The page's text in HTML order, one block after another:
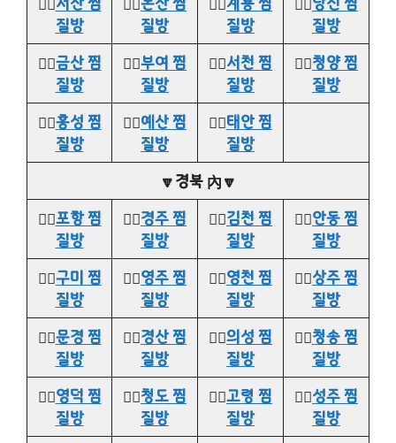
질방
질방
질방
질방
👉🏻금산 찜
질방
👉🏻부여 찜
질방
👉🏻서천 찜
질방
👉🏻청양 찜
질방
👉🏻홍성 찜
질방
👉🏻예산 찜
질방
👉🏻태안 찜
질방
🔽경북 內🔽
👉🏻포항 찜
질방
👉🏻경주 찜
질방
👉🏻김천 찜
질방
👉🏻안동 찜
질방
👉🏻구미 찜
질방
👉🏻영주 찜
질방
👉🏻영천 찜
질방
👉🏻상주 찜
질방
👉🏻문경 찜
질방
👉🏻경산 찜
질방
👉🏻의성 찜
질방
👉🏻청송 찜
질방
👉🏻영덕 찜
질방
👉🏻청도 찜
질방
👉🏻고령 찜
질방
👉🏻성주 찜
질방